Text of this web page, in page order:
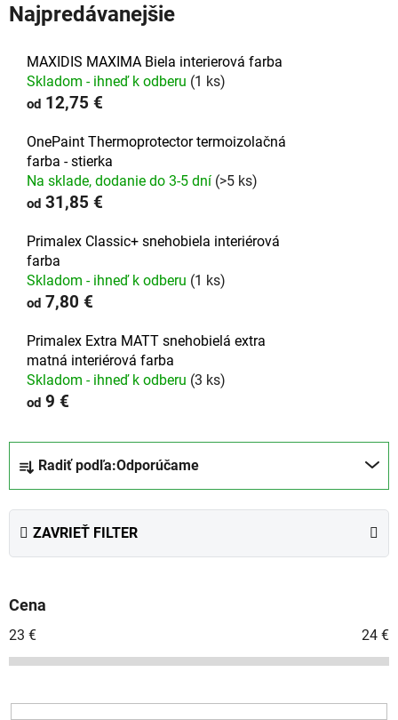
Najpredávanejšie
MAXIDIS MAXIMA Biela interierová farba
Skladom - ihneď k odberu (1 ks)
od 12,75 €
OnePaint Thermoprotector termoizolačná
farba - stierka
Na sklade, dodanie do 3-5 dní (>5 ks)
od 31,85 €
Primalex Classic+ snehobiela interiérová
farba
Skladom - ihneď k odberu (1 ks)
od 7,80 €
Primalex Extra MATT snehobielá extra
matná interiérová farba
Skladom - ihneď k odberu (3 ks)
od 9 €
d
p
r
o
u
Radiť podľa:Odporúčame
ZAVRIEŤ FILTER
Cena
23 € 24 €